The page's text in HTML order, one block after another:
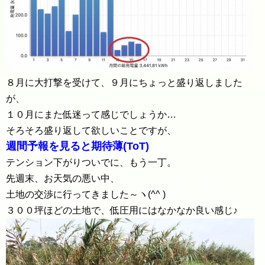
８月に大打撃を受けて、９月にちょっと盛り返しました
が、
１０月にまた低迷って感じでしょうか…
そろそろ盛り返して欲しいことですが、
週間予報を見ると期待薄(ToT)
テンション下がりついでに、もう一丁。
先週末、お天気の悪い中、
土地の交渉に行ってきました～ヽ(^^ )
３００坪ほどの土地で、低圧用にはなかなか良い感じ♪